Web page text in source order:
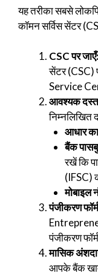
यह तरीका सबसे
कॉमन सर्विस सेंटर
CSC पर जाएँ:
सेंटर (CSC)
Service
आवश्यक
निम्नलिखित
आधार
बैंक
रखें कि
(IFSC)
मोबाइल
पंजीकरण
पंजीकरण
मासिक
आपके बैंक